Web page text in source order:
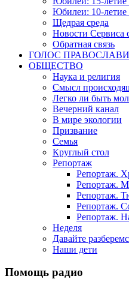
Юбилеи: 10-летие
Щедрая среда
Новости Сервиса
Обратная связь
ГОЛОС
ОБЩЕСТВО
Наука и религия
Смысл
Легко ли быть
Вечерний канал
В мире экологии
Призвание
Семья
Круглый стол
Репортаж
Репортаж.
Репортаж.
Репортаж.
Репортаж.
Репортаж.
Неделя
Давайте
Наши дети
Помощь радио